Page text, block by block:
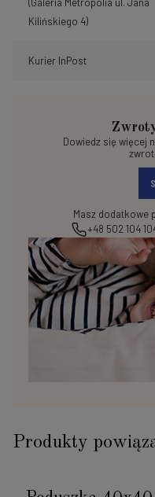
Kilińskiego 4)
Kurier InPost
Dowiedz się więcej
Masz dodatkowe
+48 502 104
Produkty